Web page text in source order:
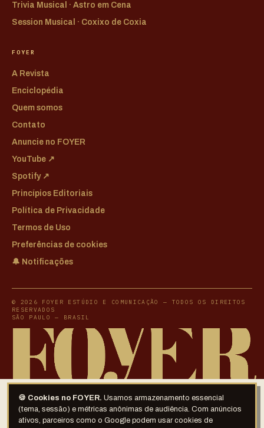
🍪 Cookies no FOYER. Usamos armazenamento essencial
(tema, sessão) e métricas anônimas de audiência. Com anúncios
ativos, parceiros como o Google podem usar cookies de
Trivia Musical · Astro em Cena
Session Musical · Coxixo de Coxia
FOYER
A Revista
Enciclopédia
Quem somos
Contato
Anuncie no FOYER
YouTube ↗
Spotify ↗
Princípios Editoriais
Política de Privacidade
Termos de Uso
Preferências de cookies
🔔 Notificações
© 2026 FOYER ESTÚDIO E COMUNICAÇÃO — TODOS OS DIREITOS
RESERVADOS
SÃO PAULO — BRASIL